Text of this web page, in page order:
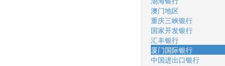
澳门地区
重庆三峡银行
国家开发银行
汇丰银行
厦门国际银行
中国进出口银行